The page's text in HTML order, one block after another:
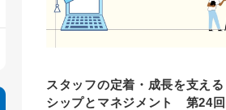
スタッフの定着・成長を支え
シップとマネジメント 第24回